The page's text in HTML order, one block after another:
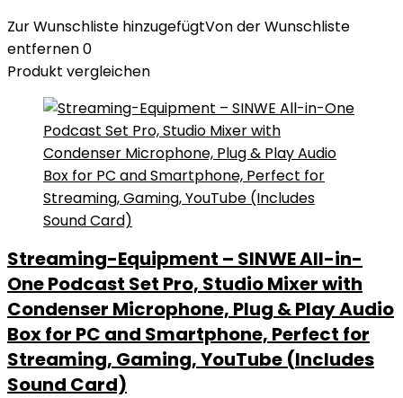
Zur Wunschliste hinzugefügtVon der Wunschliste
entfernen0
Produkt vergleichen
Streaming-Equipment – SINWE All-in-
One Podcast Set Pro, Studio Mixer with
Condenser Microphone, Plug & Play Audio
Box for PC and Smartphone, Perfect for
Streaming, Gaming, YouTube (Includes
Sound Card)